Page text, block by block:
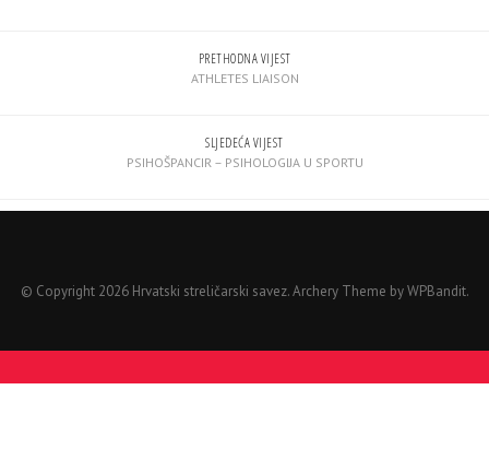
PRETHODNA VIJEST
ATHLETES LIAISON
SLJEDEĆA VIJEST
PSIHOŠPANCIR – PSIHOLOGIJA U SPORTU
© Copyright 2026 Hrvatski streličarski savez.Archery Theme byWPBandit.